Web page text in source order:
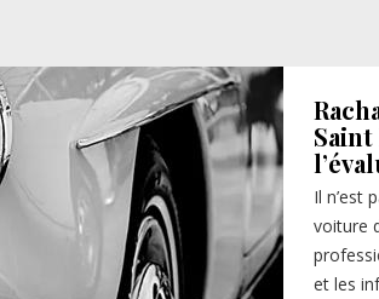
Il n’est
voiture
et les